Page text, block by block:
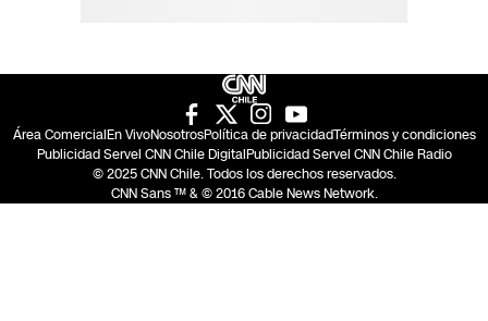
Área ComercialEn VivoNosotrosPolítica de privacidadTérminos y condiciones
Publicidad Servel CNN Chile DigitalPublicidad Servel CNN Chile Radio
© 2025 CNN Chile. Todos los derechos reservados.
CNN Sans ™ & © 2016 Cable News Network.